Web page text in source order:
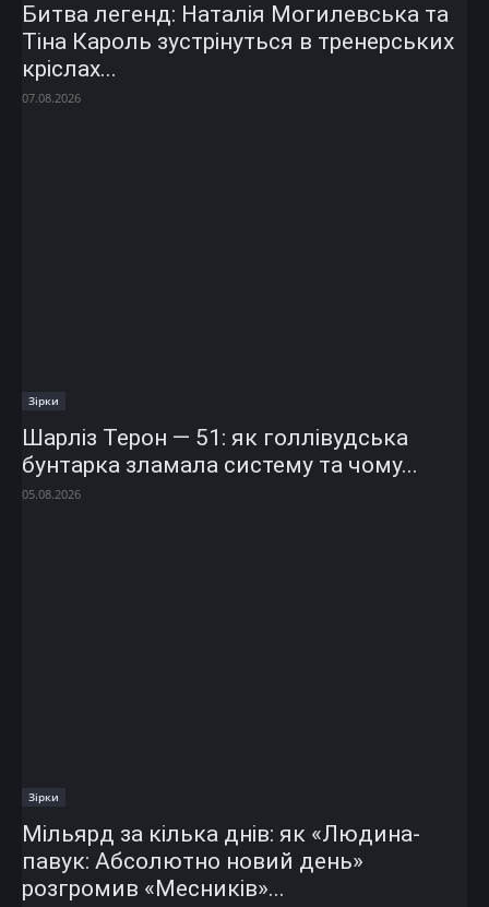
Битва легенд: Наталія Могилевська та
Тіна Кароль зустрінуться в тренерських
кріслах...
07.08.2026
Зірки
Шарліз Терон — 51: як голлівудська
бунтарка зламала систему та чому...
05.08.2026
Зірки
Мільярд за кілька днів: як «Людина-
павук: Абсолютно новий день»
розгромив «Месників»...